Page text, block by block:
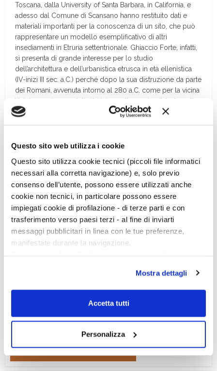
Questo sito web utilizza i cookie
Questo sito utilizza cookie tecnici (piccoli file informatici
necessari alla corretta navigazione) e, solo previo
consenso dell’utente, possono essere utilizzati anche
cookie non tecnici, in particolare possono essere
impiegati cookie di profilazione - di terze parti e con
trasferimento verso paesi terzi - al fine di inviarti
messaggi pubblicitari in linea con le tue preferenze,
manifestate durante la navigazione.
scelte privacy sui cookie, ti invitiamo a prendere visione
dell’informativa cookie.
Chiudendo il banner tramite la “X” prosegui la
dei soli cookie tecnici. Selezionando “Accetta tutti” presti
il tuo consenso alla profilazione che potrai revocare in
ogni momentoRevoca
Mostra dettagli
Accetta tutti
Personalizza
Toscana, dalla University of Santa Barbara, in California, e
adesso dal Comune di Scansano hanno restituito dati e
materiali importanti per la conoscenza di un sito, che può
rappresentare un modello esemplificativo di altri
insediamenti in Etruria settentrionale. Ghiaccio Forte, infatti,
si presenta di grande interesse per lo studio
dell’architettura e dell’urbanistica etrusca in età ellenistica
(IV-inizi III sec. a.C.) perché dopo la sua distruzione da parte
dei Romani, avvenuta intorno al 280 a.C. come per la vicina
Vulci, non ci sono stati altri interventi umani a disturbare il
deposito archeologico, fino alle arature meccaniche del
distruzione e del crollo.
quattro ettari della sommità pianeggiante del colle. Ora le
mura che corrono lungo il margine del pendio sono visibili
in pochi tratti. […]